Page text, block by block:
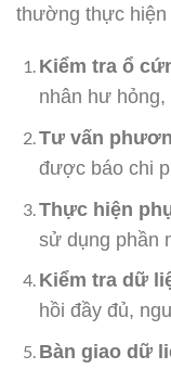
thường thực
Kiểm tra ổ
nhân hư hỏng,
Tư vấn
được báo chi
Thực hiện
sử dụng phần
Kiểm tra dữ
hồi đầy đủ,
Bàn giao dữ